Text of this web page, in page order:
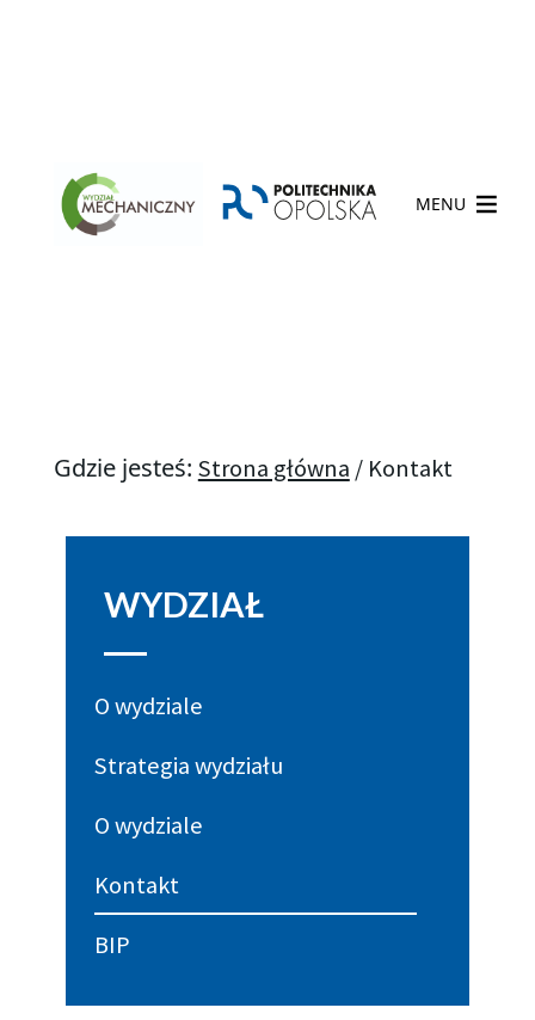
MENU
Gdzie jesteś: Strona główna / Kontakt
WYDZIAŁ
O wydziale
Strategia wydziału
O wydziale
Kontakt
BIP